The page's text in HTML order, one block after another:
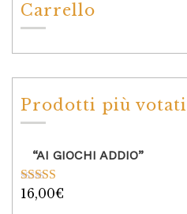
Carrello
Prodotti più votati
“AI GIOCHI ADDIO”
Valutato
16,00€